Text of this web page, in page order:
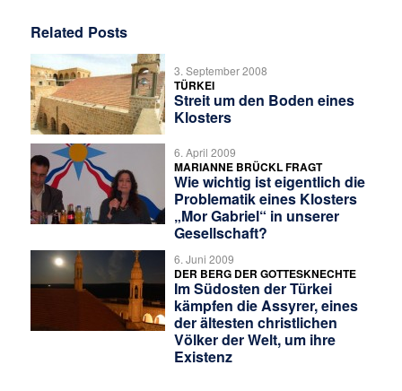
Related Posts
3. September 2008
TÜRKEI
Streit um den Boden eines
Klosters
6. April 2009
MARIANNE BRÜCKL FRAGT
Wie wichtig ist eigentlich die
Problematik eines Klosters
„Mor Gabriel“ in unserer
Gesellschaft?
6. Juni 2009
DER BERG DER GOTTESKNECHTE
Im Südosten der Türkei
kämpfen die Assyrer, eines
der ältesten christlichen
Völker der Welt, um ihre
Existenz